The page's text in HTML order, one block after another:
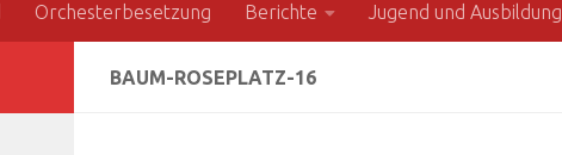
Orchesterbesetzung Berichte Jugend und Ausbildung
BAUM-ROSEPLATZ-16